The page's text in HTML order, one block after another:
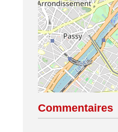
Commentaires